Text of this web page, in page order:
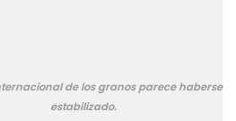
de los granos parece haberse
estabilizado.